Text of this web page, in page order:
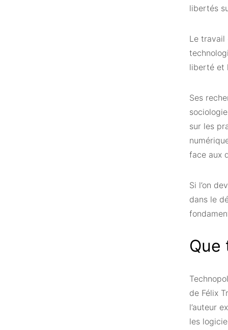
libertés
Le travail
liberté et
Ses
sur les
face aux
Si l’on
dans le
Que
de Félix
l’auteur
les